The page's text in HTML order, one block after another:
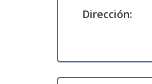
Dirección: